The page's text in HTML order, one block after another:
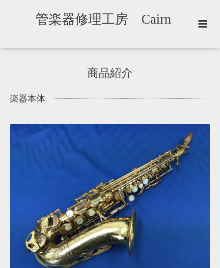
管楽器修理工房 Cairn
商品紹介
楽器本体